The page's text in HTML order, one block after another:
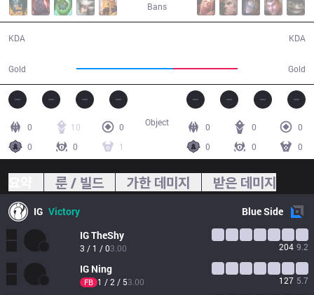
Bans
KDA
Gold Gold
KDA
0 10
0
0
0 1
0 0
0
0
0 0
Object
룬 / 빌드 가한 데미지 받은 데미지
IG Victory BlueSide
IGTheShy
3 / 1 / 03.00 204 9.2
IG Ning
FB 1 / 2 / 53.00 127 5.7